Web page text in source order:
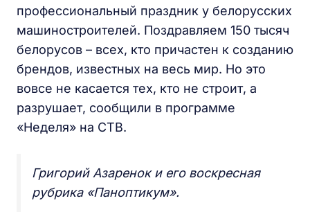
профессиональный праздник у белорусских
машиностроителей. Поздравляем 150 тысяч
белорусов – всех, кто причастен к созданию
брендов, известных на весь мир. Но это
вовсе не касается тех, кто не строит, а
разрушает, сообщили в программе
«Неделя» на СТВ.
Григорий Азаренок и его воскресная
рубрика «Паноптикум».